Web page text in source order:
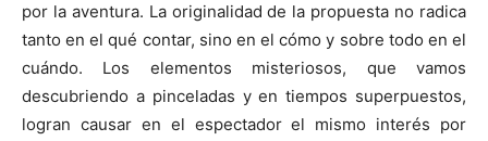
por la aventura. La originalidad de la propuesta no radica
tanto en el qué contar, sino en el cómo y sobre todo en el
cuándo. Los elementos misteriosos, que vamos
descubriendo a pinceladas y en tiempos superpuestos,
logran causar en el espectador el mismo interés por